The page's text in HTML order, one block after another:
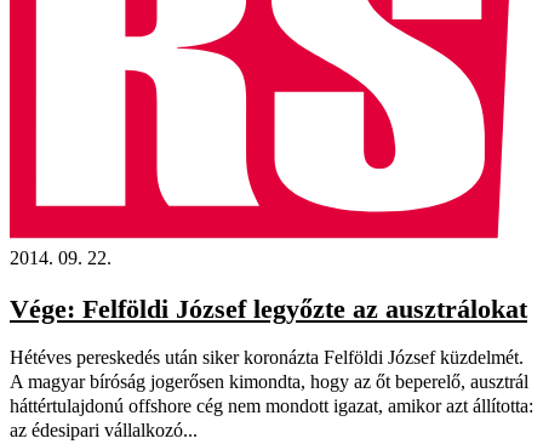
2014. 09. 22.
Vége: Felföldi József legyőzte az ausztrálokat
Hétéves pereskedés után siker koronázta Felföldi József küzdelmét.
A magyar bíróság jogerősen kimondta, hogy az őt beperelő, ausztrál
háttértulajdonú offshore cég nem mondott igazat, amikor azt állította:
az édesipari vállalkozó...